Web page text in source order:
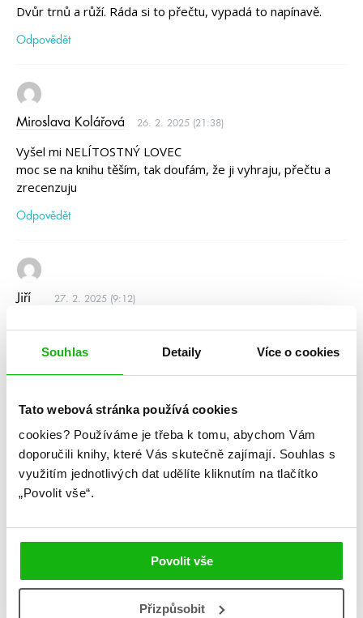
Souhlas Detaily Více o cookies
Tato webová stránka používá cookies
cookies? Používáme je třeba k tomu, abychom Vám
doporučili knihy, které Vás skutečně zajímají. Souhlas s
využitím jednotlivých dat udělíte kliknutím na tlačítko
„Povolit vše“.
Povolit vše
Přizpůsobit
Dvůr trnů a růží. Ráda si to přečtu, vypadá to napínavě.
Odpovědět
Miroslava Kolářová 26. 2. 2025 (21:38)
Vyšel mi NELÍTOSTNÝ LOVEC
moc se na knihu těším, tak doufám, že ji vyhraju, přečtu a
zrecenzuju
Odpovědět
Jiří 27. 2. 2025 (9:12)
Budu asi VĚČNÝ KRÁL.
Odpovědět
Jana 27. 2. 2025 (10:48)
Dvůr trnů a růží – už teď jsem napnutá.
Odpovědět
Kamil Veselý 27. 2. 2025 (20:09)
Vyšel mně – Věčný král.